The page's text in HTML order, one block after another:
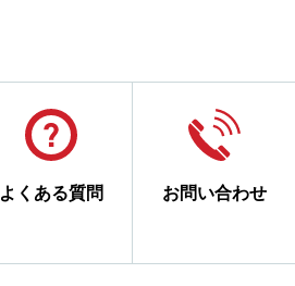
よくある質問 お問い合わせ